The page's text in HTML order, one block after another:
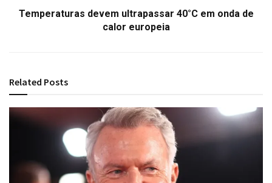
Temperaturas devem ultrapassar 40°C em onda de
calor europeia
Related Posts